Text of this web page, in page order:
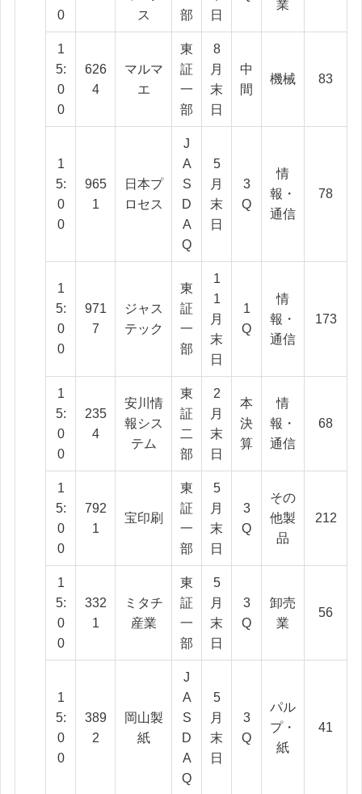
0
ス
部
日
業
1
5:
0
0
626
4
マルマ
エ
東
証
一
部
8
月
末
日
中
間
機械 83
1
5:
0
0
965
1
日本プ
ロセス
J
A
S
D
A
Q
5
月
末
日
3
Q
情
報・
通信
78
1
5:
0
0
971
7
ジャス
テック
東
証
一
部
1
1
月
末
日
1
Q
情
報・
通信
173
1
5:
0
0
235
4
安川情
報シス
テム
東
証
二
部
2
月
末
日
本
決
算
情
報・
通信
68
1
5:
0
0
792
1
宝印刷
東
証
一
部
5
月
末
日
3
Q
その
他製
品
212
1
5:
0
0
332
1
ミタチ
産業
東
証
一
部
5
月
末
日
3
Q
卸売
業
56
1
5:
0
0
389
2
岡山製
紙
J
A
S
D
A
Q
5
月
末
日
3
Q
パル
プ・
紙
41